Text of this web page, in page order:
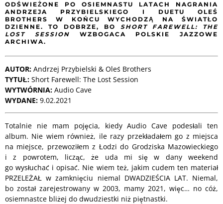
ODŚWIEŻONE PO OSIEMNASTU LATACH NAGRANIA
ANDRZEJA PRZYBIELSKIEGO I DUETU OLEŚ
BROTHERS W KOŃCU WYCHODZĄ NA ŚWIATŁO
DZIENNE. TO DOBRZE, BO SHORT FAREWELL: THE
LOST SESSION WZBOGACA POLSKIE JAZZOWE
ARCHIWA.
AUTOR: Andrzej Przybielski & Oleś Brothers
TYTUŁ: Short Farewell: The Lost Session
WYTWÓRNIA: Audio Cave
WYDANE: 9.02.2021
Totalnie nie mam pojęcia, kiedy Audio Cave podesłali ten
album. Nie wiem również, ile razy przekładałem go z miejsca
na miejsce, przewoziłem z Łodzi do Grodziska Mazowieckiego
i z powrotem, licząc, że uda mi się w dany weekend
go wysłuchać i opisać. Nie wiem też, jakim cudem ten materiał
PRZELEŻAŁ w zamknięciu niemal DWADZIEŚCIA LAT. Niemal,
bo został zarejestrowany w 2003, mamy 2021, więc… no cóż,
osiemnastce bliżej do dwudziestki niż piętnastki.